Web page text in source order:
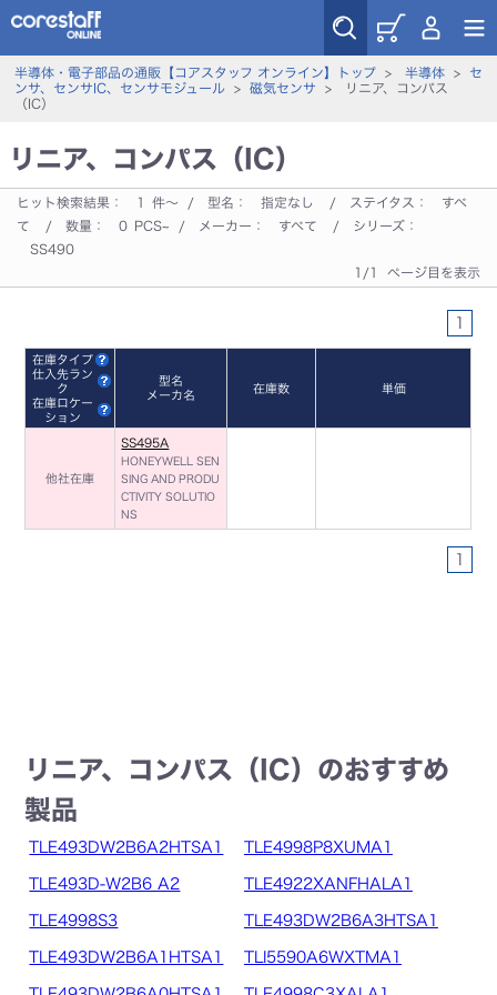
半導体・電子部品の通販【コアスタッフ オンライン】トップ> 半導体>
セ
ンサ、センサIC、センサモジュール> 磁気センサ > リニア、コンパス
（IC）
リニア、コンパス（IC）
ヒット検索結果： 1 件～ / 型名： 指定なし / ステイタス：
すべ
て
/ 数量： 0 PCS~ / メーカー： すべて
/ シリーズ：
SS490
1/1 ページ目を表示
1
在庫タイプ
仕入先ラン
ク
在庫ロケー
ション
型名
メーカ名
在庫数 単価
他社在庫
SS495A
HONEYWELL SEN
SING AND PRODU
CTIVITY SOLUTIO
NS
1
リニア、コンパス（IC）のおすすめ
製品
TLE493DW2B6A2HTSA1 TLE4998P8XUMA1
TLE493D-W2B6 A2 TLE4922XANFHALA1
TLE4998S3 TLE493DW2B6A3HTSA1
TLE493DW2B6A1HTSA1 TLI5590A6WXTMA1